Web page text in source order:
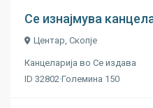
Се изнајмува
Центар, Скопје
Канцеларија во Се издава
ID 32802·Големина 150